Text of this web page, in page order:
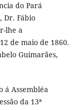
do Pará
Dr. Fábio
lhe a
de maio de 1860.
Guimarães,
á Assembléa
da 13ª